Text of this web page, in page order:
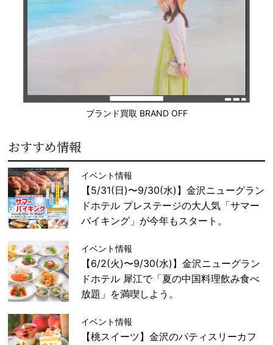
ブランド買取 BRAND OFF
おすすめ情報
イベント情報
【5/31(日)〜9/30(水)】金沢ニューグラン
ドホテル プレステージの大人気「サマー
バイキング」が今年もスタート。
イベント情報
【6/2(火)〜9/30(水)】金沢ニューグラン
ドホテル 犀江で「夏の中国料理飲み食べ
放題」を満喫しよう。
イベント情報
【桃スイーツ】金沢のパティスリーカフ